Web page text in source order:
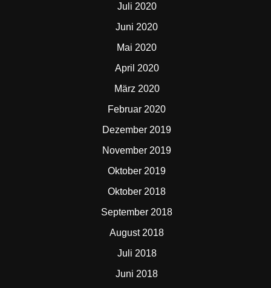
Juli 2020
Juni 2020
Mai 2020
April 2020
März 2020
Februar 2020
Dezember 2019
November 2019
Oktober 2019
Oktober 2018
September 2018
August 2018
Juli 2018
Juni 2018